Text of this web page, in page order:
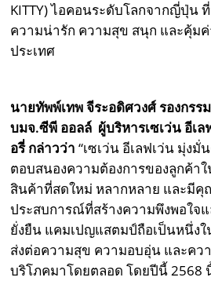
KITTY) ไอคอนระดับโลกจากญี่ปุ่น
ความน่ารัก ความสุข สนุก และคุ้ม
ประเทศ
นายทัพพ์เทพ จีระอดิศวงศ์ รองกรร
บมจ.ซีพี ออลล์ ผู้บริหารเซเว่น อีเล
อรี่ กล่าวว่า “เซเว่น อีเลฟเว่น มุ่ง
ตอบสนองความต้องการของลูกค้า
สินค้าที่สดใหม่ หลากหลาย และมีคุ
ประสบการณ์ที่สร้างความพึงพอใจ
ยั่งยืน แคมเปญแสตมป์ถือเป็นหนึ่ง
ส่งต่อความสุข ความอบอุ่น และคว
บริโภคมาโดยตลอด โดยปีนี้ 2568